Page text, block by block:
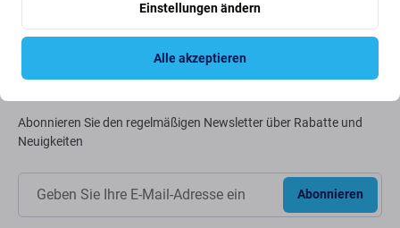
Newsletter-Fix
Abonnieren Sie den regelmäßigen Newsletter über Rabatte und
Neuigkeiten
Abonnieren
Einstellungen ändern
Alle akzeptieren